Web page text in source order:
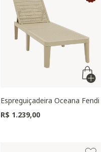
Espreguiçadeira Oceana Fendi
R$ 1.239,00